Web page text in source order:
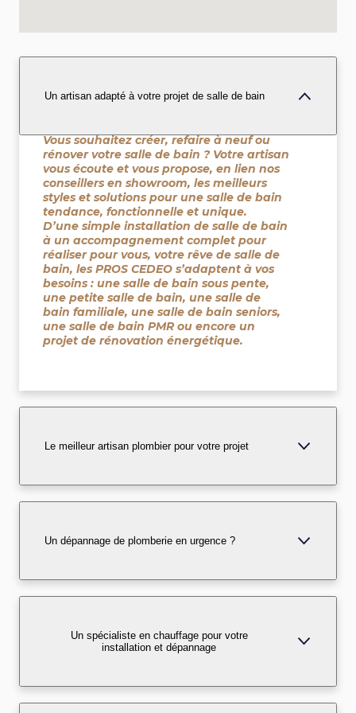
Un artisan adapté à votre projet de salle de bain
Vous souhaitez créer, refaire à neuf ou
rénover votre salle de bain ? Votre artisan
vous écoute et vous propose, en lien nos
conseillers en showroom, les meilleurs
styles et solutions pour une salle de bain
tendance, fonctionnelle et unique.
D’une simple installation de salle de bain
à un accompagnement complet pour
réaliser pour vous, votre rêve de salle de
bain, les PROS CEDEO s’adaptent à vos
besoins : une salle de bain sous pente,
une petite salle de bain, une salle de
bain familiale, une salle de bain seniors,
une salle de bain PMR ou encore un
projet de rénovation énergétique.
Le meilleur artisan plombier pour votre projet
Un dépannage de plomberie en urgence ?
Un spécialiste en chauffage pour votre
installation et dépannage